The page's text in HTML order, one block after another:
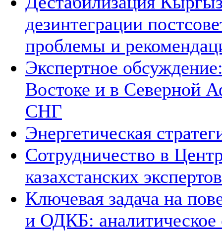
дезинтеграции
проблемы и
Экспертное
Востоке и в Северной
СНГ
Энергетическая
Сотрудничество в
казахстанских экспертов
Ключевая задача на
и ОДКБ: аналитическое